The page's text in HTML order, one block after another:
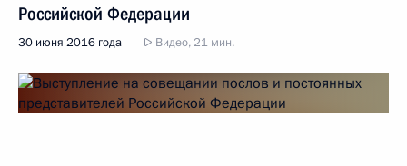
Российской Федерации
30 июня 2016 года Видео, 21 мин.